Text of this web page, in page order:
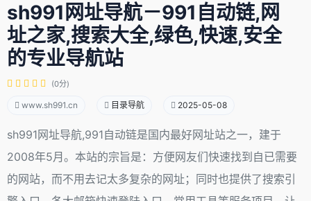
sh991网址导航－991自动链,网
址之家,搜索大全,绿色,快速,安全
的专业导航站
(0分)
www.sh991.cn 目录导航 2025-05-08
sh991网址导航,991自动链是国内最好网址站之一，建于
2008年5月。本站的宗旨是：方便网友们快速找到自已需要
的网站，而不用去记太多复杂的网址；同时也提供了搜索引